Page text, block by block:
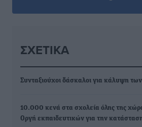
ΣΧΕΤΙΚΆ
Συνταξιούχοι δάσκαλοι για κάλυψη
10.000 κενά στα σχολεία όλης της
Οργή εκπαιδευτικών για την